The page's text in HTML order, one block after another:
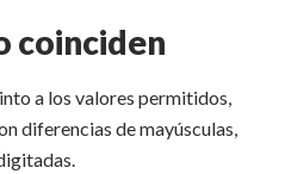
coinciden
a los valores permitidos,
diferencias de mayúsculas,